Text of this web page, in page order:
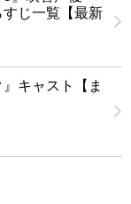
じ一覧【最新
キャスト【ま